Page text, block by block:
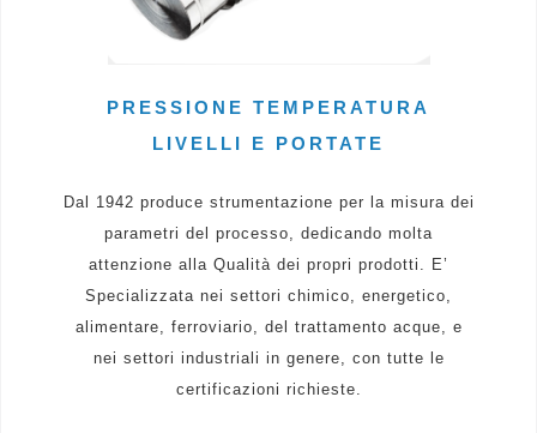
PRESSIONE TEMPERATURA
LIVELLI E PORTATE
Dal 1942 produce strumentazione per la misura dei
parametri del processo, dedicando molta
attenzione alla Qualità dei propri prodotti. E’
Specializzata nei settori chimico, energetico,
alimentare, ferroviario, del trattamento acque, e
nei settori industriali in genere, con tutte le
certificazioni richieste.